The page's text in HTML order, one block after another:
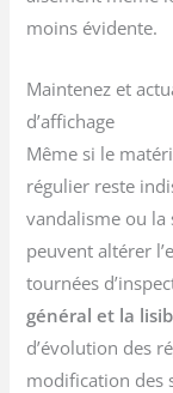
moins évidente.
Maintenez et
d’affichage
Même si le
régulier reste
vandalisme ou la
peuvent altérer
tournées
général et la
d’évolution des
modification des